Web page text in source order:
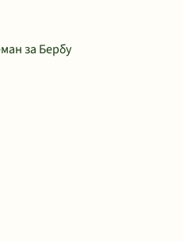
за Бербу